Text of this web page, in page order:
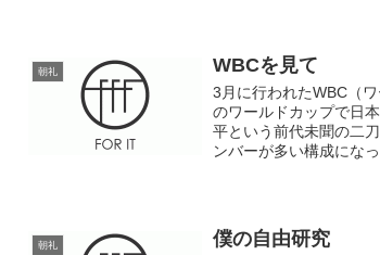
朝礼 WBCを見て
3月に行われたWBC（
のワールドカップで日
平という前代未聞の二
ンバーが多い構成にな
朝礼 僕の自由研究